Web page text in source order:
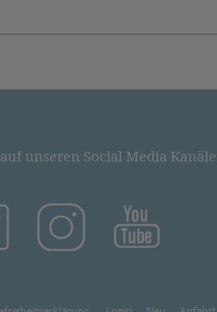
unseren Social Media
(öffnet in neuem Tab)(öffnet in neuem Tab)